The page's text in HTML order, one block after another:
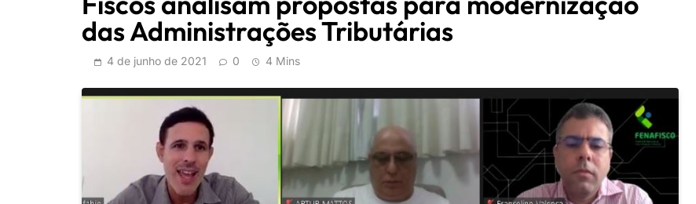
das Administrações Tributárias
4 de junho de 2021 0 4 Mins